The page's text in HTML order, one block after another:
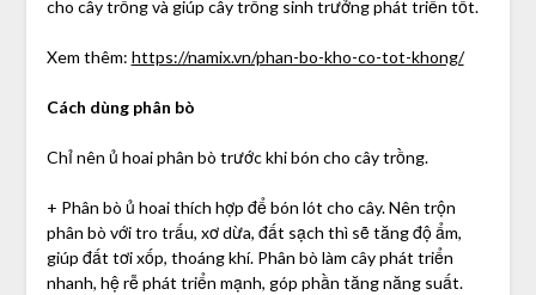
cho cây trồng và giúp cây trồng sinh trưởng phát triển tốt.
Xem thêm: https://namix.vn/phan-bo-kho-co-tot-khong/
Cách dùng phân bò
Chỉ nên ủ hoai phân bò trước khi bón cho cây trồng.
+ Phân bò ủ hoai thích hợp để bón lót cho cây. Nên trộn
phân bò với tro trấu, xơ dừa, đất sạch thì sẽ tăng độ ẩm,
giúp đất tơi xốp, thoáng khí. Phân bò làm cây phát triển
nhanh, hệ rễ phát triển mạnh, góp phần tăng năng suất.